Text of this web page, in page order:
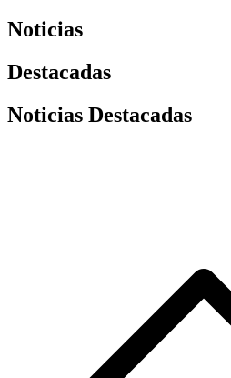
Noticias
Destacadas
Noticias Destacadas